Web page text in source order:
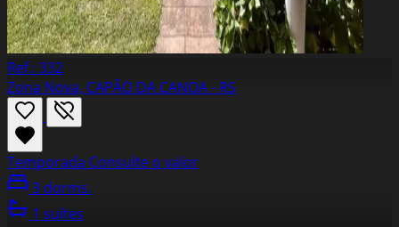
Ref.: 332
Zona Nova, CAPÃO DA CANOA - RS
Temporada Consulte o valor
3 dorms.
1 suítes